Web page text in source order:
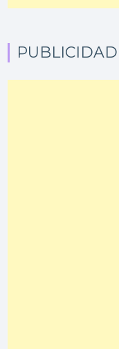
PUBLICIDAD